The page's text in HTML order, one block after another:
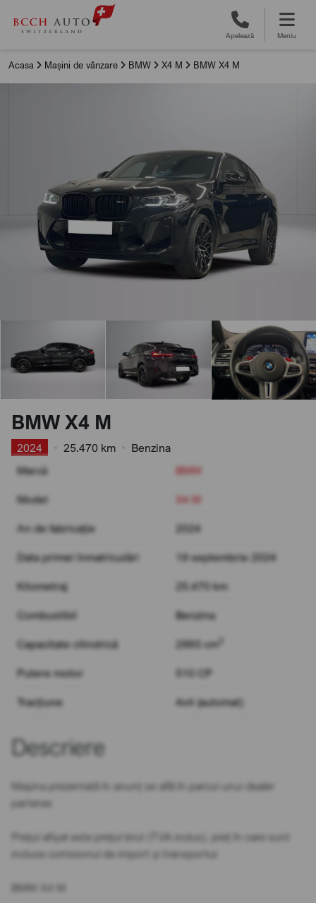
Apelează Meniu
Acasa Mașini de vânzare BMW X4 M BMW X4 M
BMW X4 M
2024 25.470 km
Benzina
Marcă
BMW
Model X4 M
An de fabricație 2024
Data primei înmatriculări 19 septembrie 2024
Kilometraj 25.470 km
Combustibil Benzina
Capacitate cilindrică 2993 cm
Putere motor 510 CP
Tracțiune 4x4 (automat)
Descriere
Mașina prezentată în anunț se află în parcul unui dealer
partener.
Prețul afișat este prețul brut (TVA inclus), preț în care sunt
incluse comisionul de import și transportul.
BMW X4 M